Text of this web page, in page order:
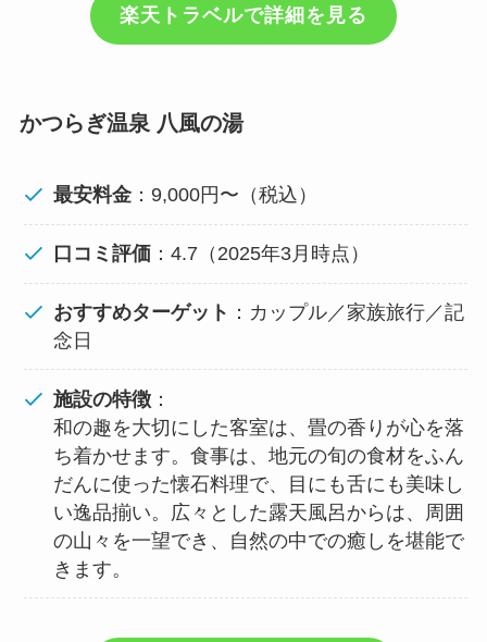
楽天トラベルで詳細を見る
かつらぎ温泉 八風の湯
最安料金 ：9,000円〜（税込）
口コミ評価 ：4.7（2025年3月時点）
おすすめターゲット ：カップル／家族旅行／記
念日
施設の特徴 ：
和の趣を大切にした客室は、畳の香りが心を落
ち着かせます。食事は、地元の旬の食材をふん
だんに使った懐石料理で、目にも舌にも美味し
い逸品揃い。広々とした露天風呂からは、周囲
の山々を一望でき、自然の中での癒しを堪能で
きます。